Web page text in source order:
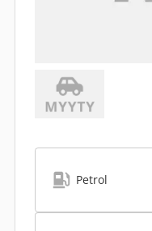
Petrol